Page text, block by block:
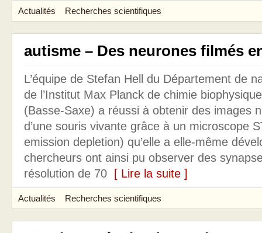
Actualités Recherches scientifiques
autisme – Des neurones filmés
L’équipe de Stefan Hell du Département de
de l’Institut Max Planck de chimie
(Basse-Saxe) a réussi à obtenir des images
d’une souris vivante grâce à un microscope
emission depletion) qu’elle a elle-même
chercheurs ont ainsi pu observer des
résolution de 70 [ Lire la suite ]
Actualités Recherches scientifiques